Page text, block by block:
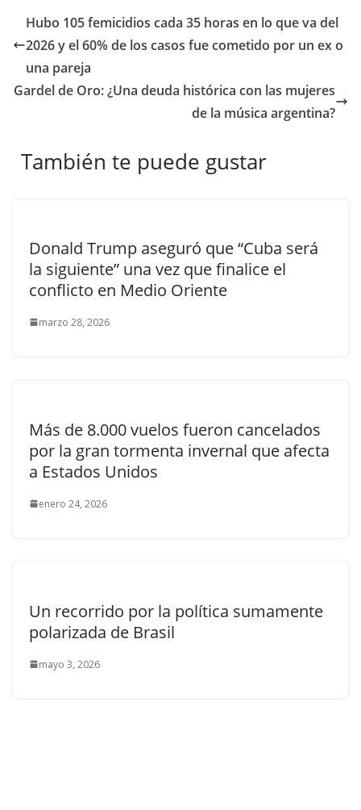
Hubo 105 femicidios cada 35 horas en lo que va del
2026 y el 60% de los casos fue cometido por un ex o
una pareja
Gardel de Oro: ¿Una deuda histórica con las mujeres
de la música argentina?
También te puede gustar
Donald Trump aseguró que “Cuba será
la siguiente” una vez que finalice el
conflicto en Medio Oriente
marzo 28, 2026
Más de 8.000 vuelos fueron cancelados
por la gran tormenta invernal que afecta
a Estados Unidos
enero 24, 2026
Un recorrido por la política sumamente
polarizada de Brasil
mayo 3, 2026